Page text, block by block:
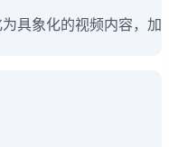
具象化的视频内容，加